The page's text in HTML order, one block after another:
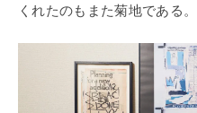
くれたのもまた菊地である。